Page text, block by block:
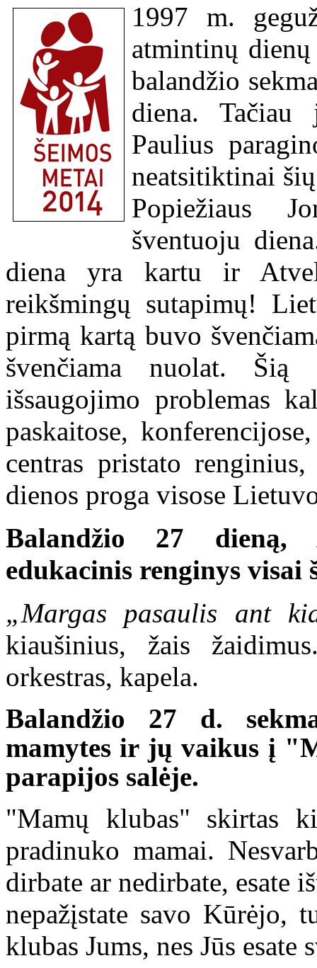
1997 m.
atmintinų
balandžio
diena. Tačiau
Paulius
neatsitiktinai
Popiežiaus
šventuoju
diena yra kartu ir
reikšmingų sutapimų!
pirmą kartą buvo
švenčiama nuolat. Šią
išsaugojimo problemas
paskaitose,
centras pristato
dienos proga visose
Balandžio 27 dieną,
edukacinis renginys visai
„Margas pasaulis ant
kiaušinius, žais
orkestras, kapela.
Balandžio 27 d.
mamytes ir jų vaikus į
parapijos salėje.
"Mamų klubas" skirtas
pradinuko mamai.
dirbate ar nedirbate, esate
nepažįstate savo Kūrėjo,
klubas Jums, nes Jūs esate